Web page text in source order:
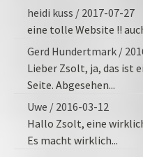
heidi kuss / 2017-07-27
eine tolle Website !!
Gerd Hundertmark /
Lieber Zsolt, ja, das ist
Seite. Abgesehen...
Uwe / 2016-03-12
Hallo Zsolt, eine
Es macht wirklich...